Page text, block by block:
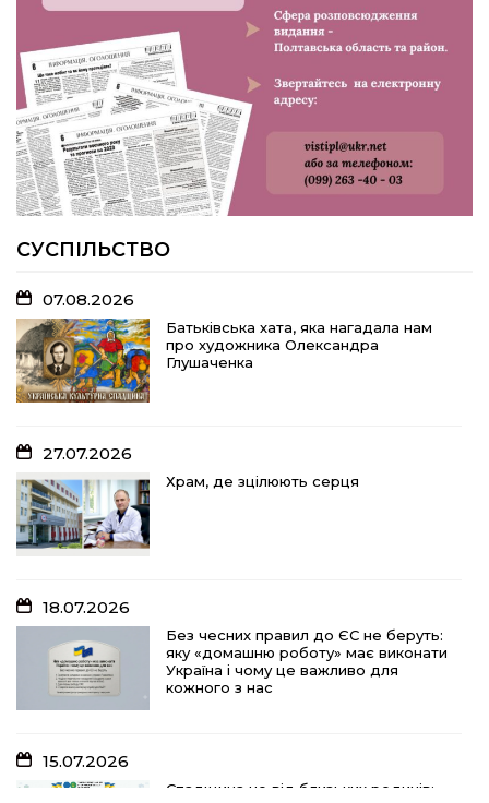
Храм, де зцілюють серця
26.07.2026
Українська толока, що наближає
Перемогу
25.07.2026
Наші медики – святий оберіг, що
дарує надію, турботу і здоров’я
24.07.2026
У Розсошенцях встановили
меморіальну дошку на честь
захисника Дениса Дудки
22.07.2026
СУСПІЛЬСТВО
07.08.2026
Батьківська хата, яка нагадала нам
про художника Олександра
Глушаченка
27.07.2026
Храм, де зцілюють серця
18.07.2026
Без чесних правил до ЄС не беруть:
яку «домашню роботу» має виконати
Україна і чому це важливо для
кожного з нас
15.07.2026
Спадщина не від близьких родичів: